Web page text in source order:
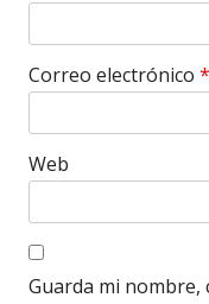
Correo electrónico *
Web
Guarda mi nombre,